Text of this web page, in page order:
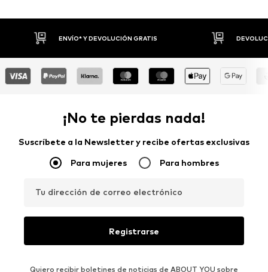
DEVOLUCIONES HASTA 30 DÍAS
¡No te pierdas nada!
Suscríbete a la Newsletter y recibe ofertas exclusivas
Para mujeres Para hombres
Tu dirección de correo electrónico
Registrarse
Quiero recibir boletines de noticias de ABOUT YOU sobre